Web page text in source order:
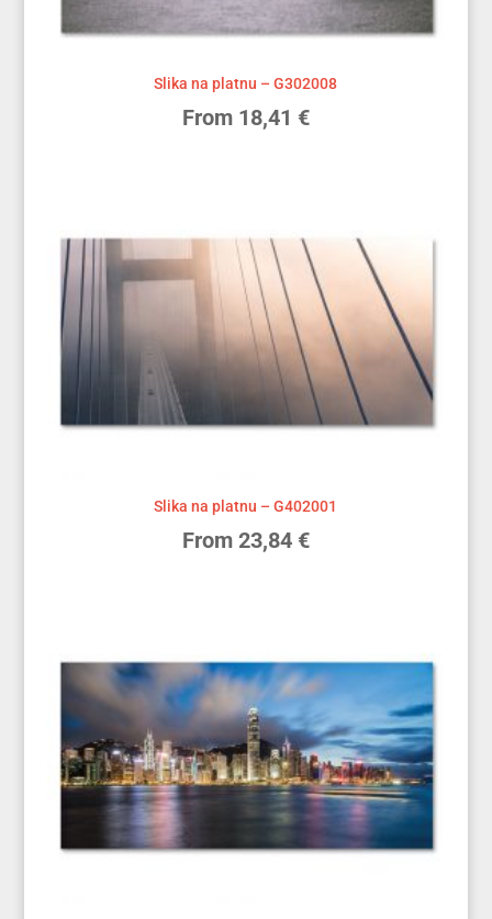
Slika na platnu – G302008
From 18,41 €
Slika na platnu – G402001
From 23,84 €